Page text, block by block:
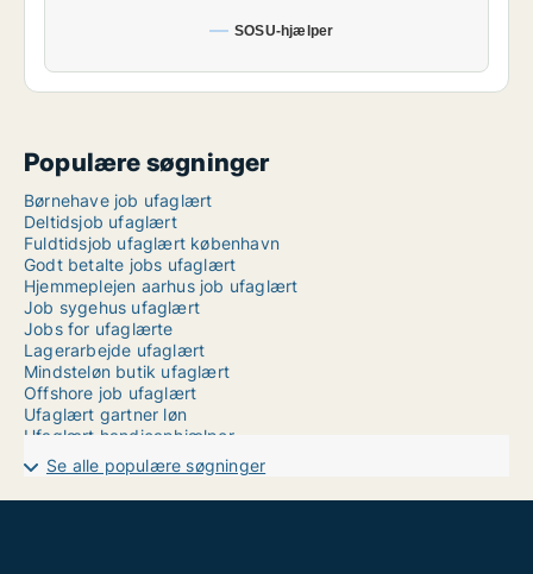
SOSU-hjælper
Populære søgninger
Børnehave job ufaglært
Deltidsjob ufaglært
Fuldtidsjob ufaglært københavn
Godt betalte jobs ufaglært
Hjemmeplejen aarhus job ufaglært
Job sygehus ufaglært
Jobs for ufaglærte
Lagerarbejde ufaglært
Mindsteløn butik ufaglært
Offshore job ufaglært
Ufaglært gartner løn
Ufaglært handicaphjælper
Ufaglært job albertslund
Ufaglært job i naturen
Ufaglært job københavn deltid
Se alle populære søgninger